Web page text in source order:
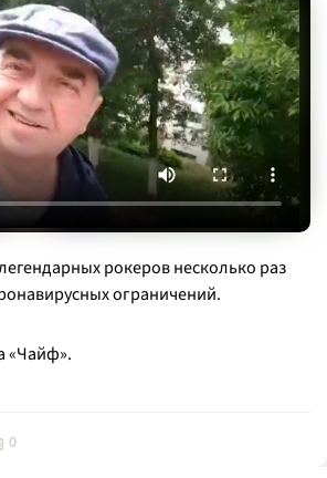
рокеров несколько раз
ограничений.
«Чайф».
0